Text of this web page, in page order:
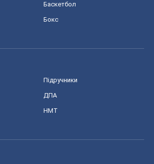
Баскетбол
Бокс
Підручники
ДПА
НМТ